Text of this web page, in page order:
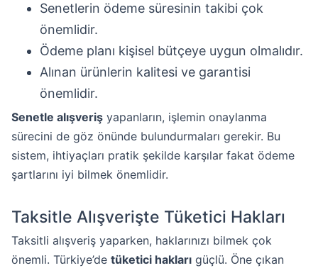
Senetlerin ödeme süresinin takibi çok
önemlidir.
Ödeme planı kişisel bütçeye uygun olmalıdır.
Alınan ürünlerin kalitesi ve garantisi
önemlidir.
Senetle alışveriş yapanların, işlemin onaylanma
sürecini de göz önünde bulundurmaları gerekir. Bu
sistem, ihtiyaçları pratik şekilde karşılar fakat ödeme
şartlarını iyi bilmek önemlidir.
Taksitle Alışverişte Tüketici Hakları
Taksitli alışveriş yaparken, haklarınızı bilmek çok
önemli. Türkiye’de tüketici hakları güçlü. Öne çıkan